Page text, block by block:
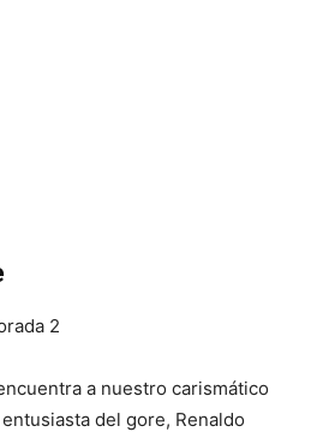
2
a nuestro carismático
del gore, Renaldo